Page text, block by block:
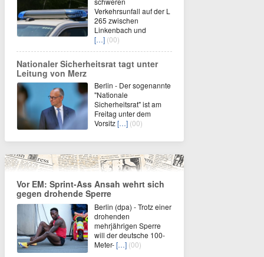
Verkehrsunfall auf der L
265 zwischen
Linkenbach und
[…] (00)
Nationaler Sicherheitsrat tagt unter
Leitung von Merz
Berlin - Der sogenannte
"Nationale
Sicherheitsrat" ist am
Freitag unter dem
Vorsitz[…] (00)
Vor EM: Sprint-Ass Ansah wehrt sich
gegen drohende Sperre
Berlin (dpa) - Trotz einer
drohenden
mehrjährigen Sperre
will der deutsche 100-
Meter-[…] (00)